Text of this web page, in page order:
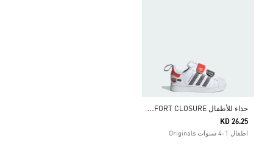
ح
ذاء للأطفال ADIDAS PIXAR CARS SUPERSTAR II COMFORT CLOSURE
KD 26.25
اطفال 1-4 سنوات Originals